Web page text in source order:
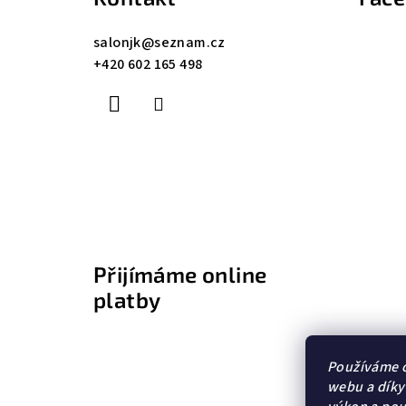
Používáme
webu a
salonjk@seznam.cz
+420 602 165 498
Přijímáme online
platby